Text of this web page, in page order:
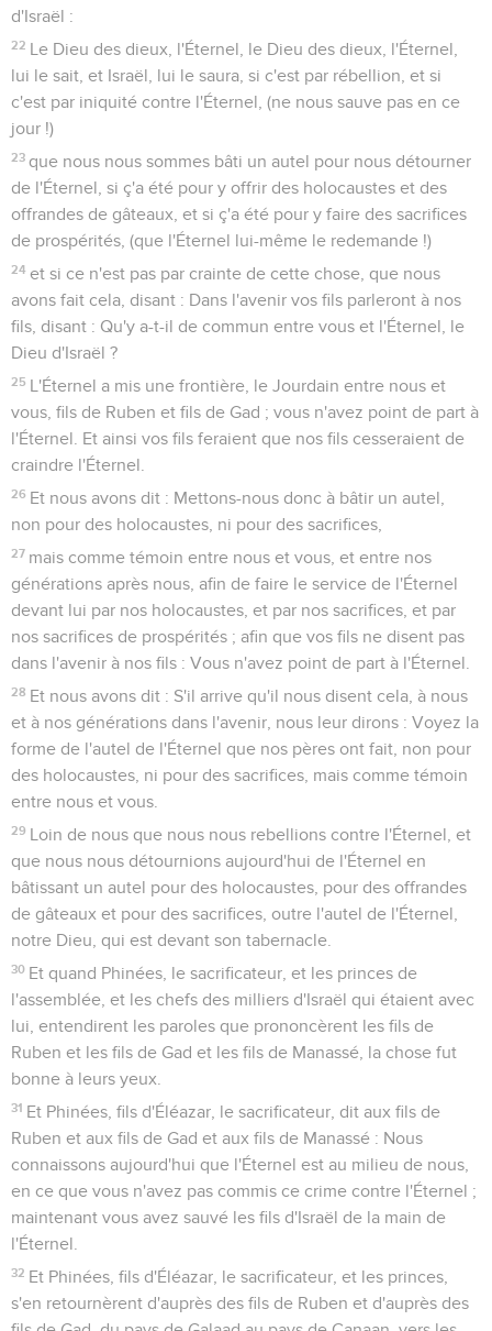
d'Israël :
22 Le Dieu des dieux, l'Éternel, le Dieu des dieux, l'Éternel,
lui le sait, et Israël, lui le saura, si c'est par rébellion, et si
c'est par iniquité contre l'Éternel, (ne nous sauve pas en ce
jour !)
23 que nous nous sommes bâti un autel pour nous détourner
de l'Éternel, si ç'a été pour y offrir des holocaustes et des
offrandes de gâteaux, et si ç'a été pour y faire des sacrifices
de prospérités, (que l'Éternel lui-même le redemande !)
24 et si ce n'est pas par crainte de cette chose, que nous
avons fait cela, disant : Dans l'avenir vos fils parleront à nos
fils, disant : Qu'y a-t-il de commun entre vous et l'Éternel, le
Dieu d'Israël ?
25 L'Éternel a mis une frontière, le Jourdain entre nous et
vous, fils de Ruben et fils de Gad ; vous n'avez point de part à
l'Éternel. Et ainsi vos fils feraient que nos fils cesseraient de
craindre l'Éternel.
26 Et nous avons dit : Mettons-nous donc à bâtir un autel,
non pour des holocaustes, ni pour des sacrifices,
27 mais comme témoin entre nous et vous, et entre nos
générations après nous, afin de faire le service de l'Éternel
devant lui par nos holocaustes, et par nos sacrifices, et par
nos sacrifices de prospérités ; afin que vos fils ne disent pas
dans l'avenir à nos fils : Vous n'avez point de part à l'Éternel.
28 Et nous avons dit : S'il arrive qu'il nous disent cela, à nous
et à nos générations dans l'avenir, nous leur dirons : Voyez la
forme de l'autel de l'Éternel que nos pères ont fait, non pour
des holocaustes, ni pour des sacrifices, mais comme témoin
entre nous et vous.
29 Loin de nous que nous nous rebellions contre l'Éternel, et
que nous nous détournions aujourd'hui de l'Éternel en
bâtissant un autel pour des holocaustes, pour des offrandes
de gâteaux et pour des sacrifices, outre l'autel de l'Éternel,
notre Dieu, qui est devant son tabernacle.
30 Et quand Phinées, le sacrificateur, et les princes de
l'assemblée, et les chefs des milliers d'Israël qui étaient avec
lui, entendirent les paroles que prononcèrent les fils de
Ruben et les fils de Gad et les fils de Manassé, la chose fut
bonne à leurs yeux.
31 Et Phinées, fils d'Éléazar, le sacrificateur, dit aux fils de
Ruben et aux fils de Gad et aux fils de Manassé : Nous
connaissons aujourd'hui que l'Éternel est au milieu de nous,
en ce que vous n'avez pas commis ce crime contre l'Éternel ;
maintenant vous avez sauvé les fils d'Israël de la main de
l'Éternel.
32 Et Phinées, fils d'Éléazar, le sacrificateur, et les princes,
s'en retournèrent d'auprès des fils de Ruben et d'auprès des